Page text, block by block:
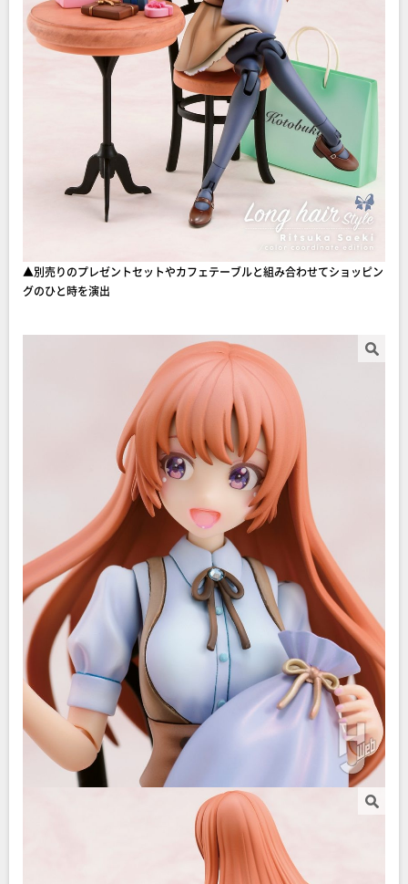
▲別売りのプレゼントセットやカフェテーブルと組み合わせてショッピン
グのひと時を演出